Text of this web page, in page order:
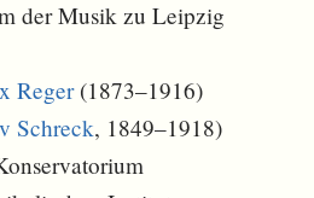
der Musik zu Leipzig
Reger(1873–1916)
Schreck, 1849–1918)